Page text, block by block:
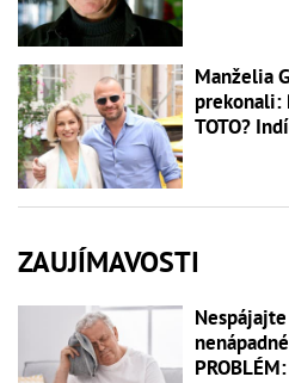
Manželia
prekonali:
TOTO?
ZAUJÍMAVOSTI